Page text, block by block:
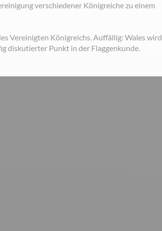
verschiedener Königreiche zu einem
Vereinigten Königreichs. Auffällig: Wales wird
diskutierter Punkt in der Flaggenkunde.